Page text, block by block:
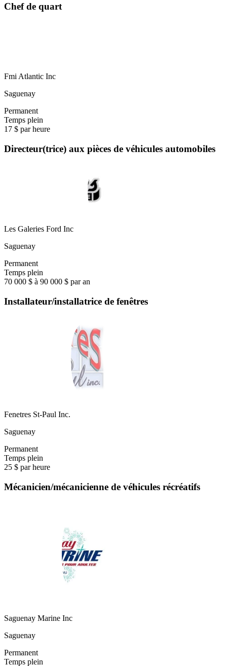
Chef de quart
Fmi Atlantic Inc
Saguenay
Permanent
Temps plein
17 $ par heure
Directeur(trice) aux pièces de véhicules automobiles
Les Galeries Ford Inc
Saguenay
Permanent
Temps plein
70 000 $ à 90 000 $ par an
Installateur/installatrice de fenêtres
Fenetres St-Paul Inc.
Saguenay
Permanent
Temps plein
25 $ par heure
Mécanicien/mécanicienne de véhicules récréatifs
Saguenay Marine Inc
Saguenay
Permanent
Temps plein